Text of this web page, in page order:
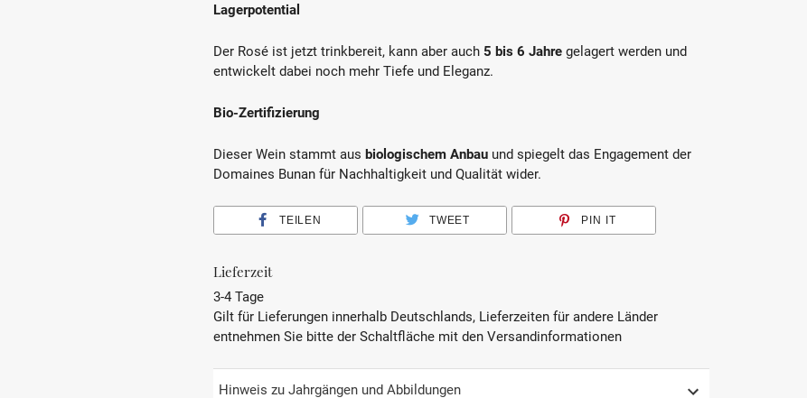
Lagerpotential
Der Rosé ist jetzt trinkbereit, kann aber auch 5 bis 6 Jahre gelagert werden und
entwickelt dabei noch mehr Tiefe und Eleganz.
Bio-Zertifizierung
Dieser Wein stammt aus biologischem Anbau und spiegelt das Engagement der
Domaines Bunan für Nachhaltigkeit und Qualität wider.
TEILEN TWEET PIN IT
Lieferzeit
3-4 Tage
Gilt für Lieferungen innerhalb Deutschlands, Lieferzeiten für andere Länder
entnehmen Sie bitte der Schaltfläche mit den Versandinformationen
Hinweis zu Jahrgängen und Abbildungen